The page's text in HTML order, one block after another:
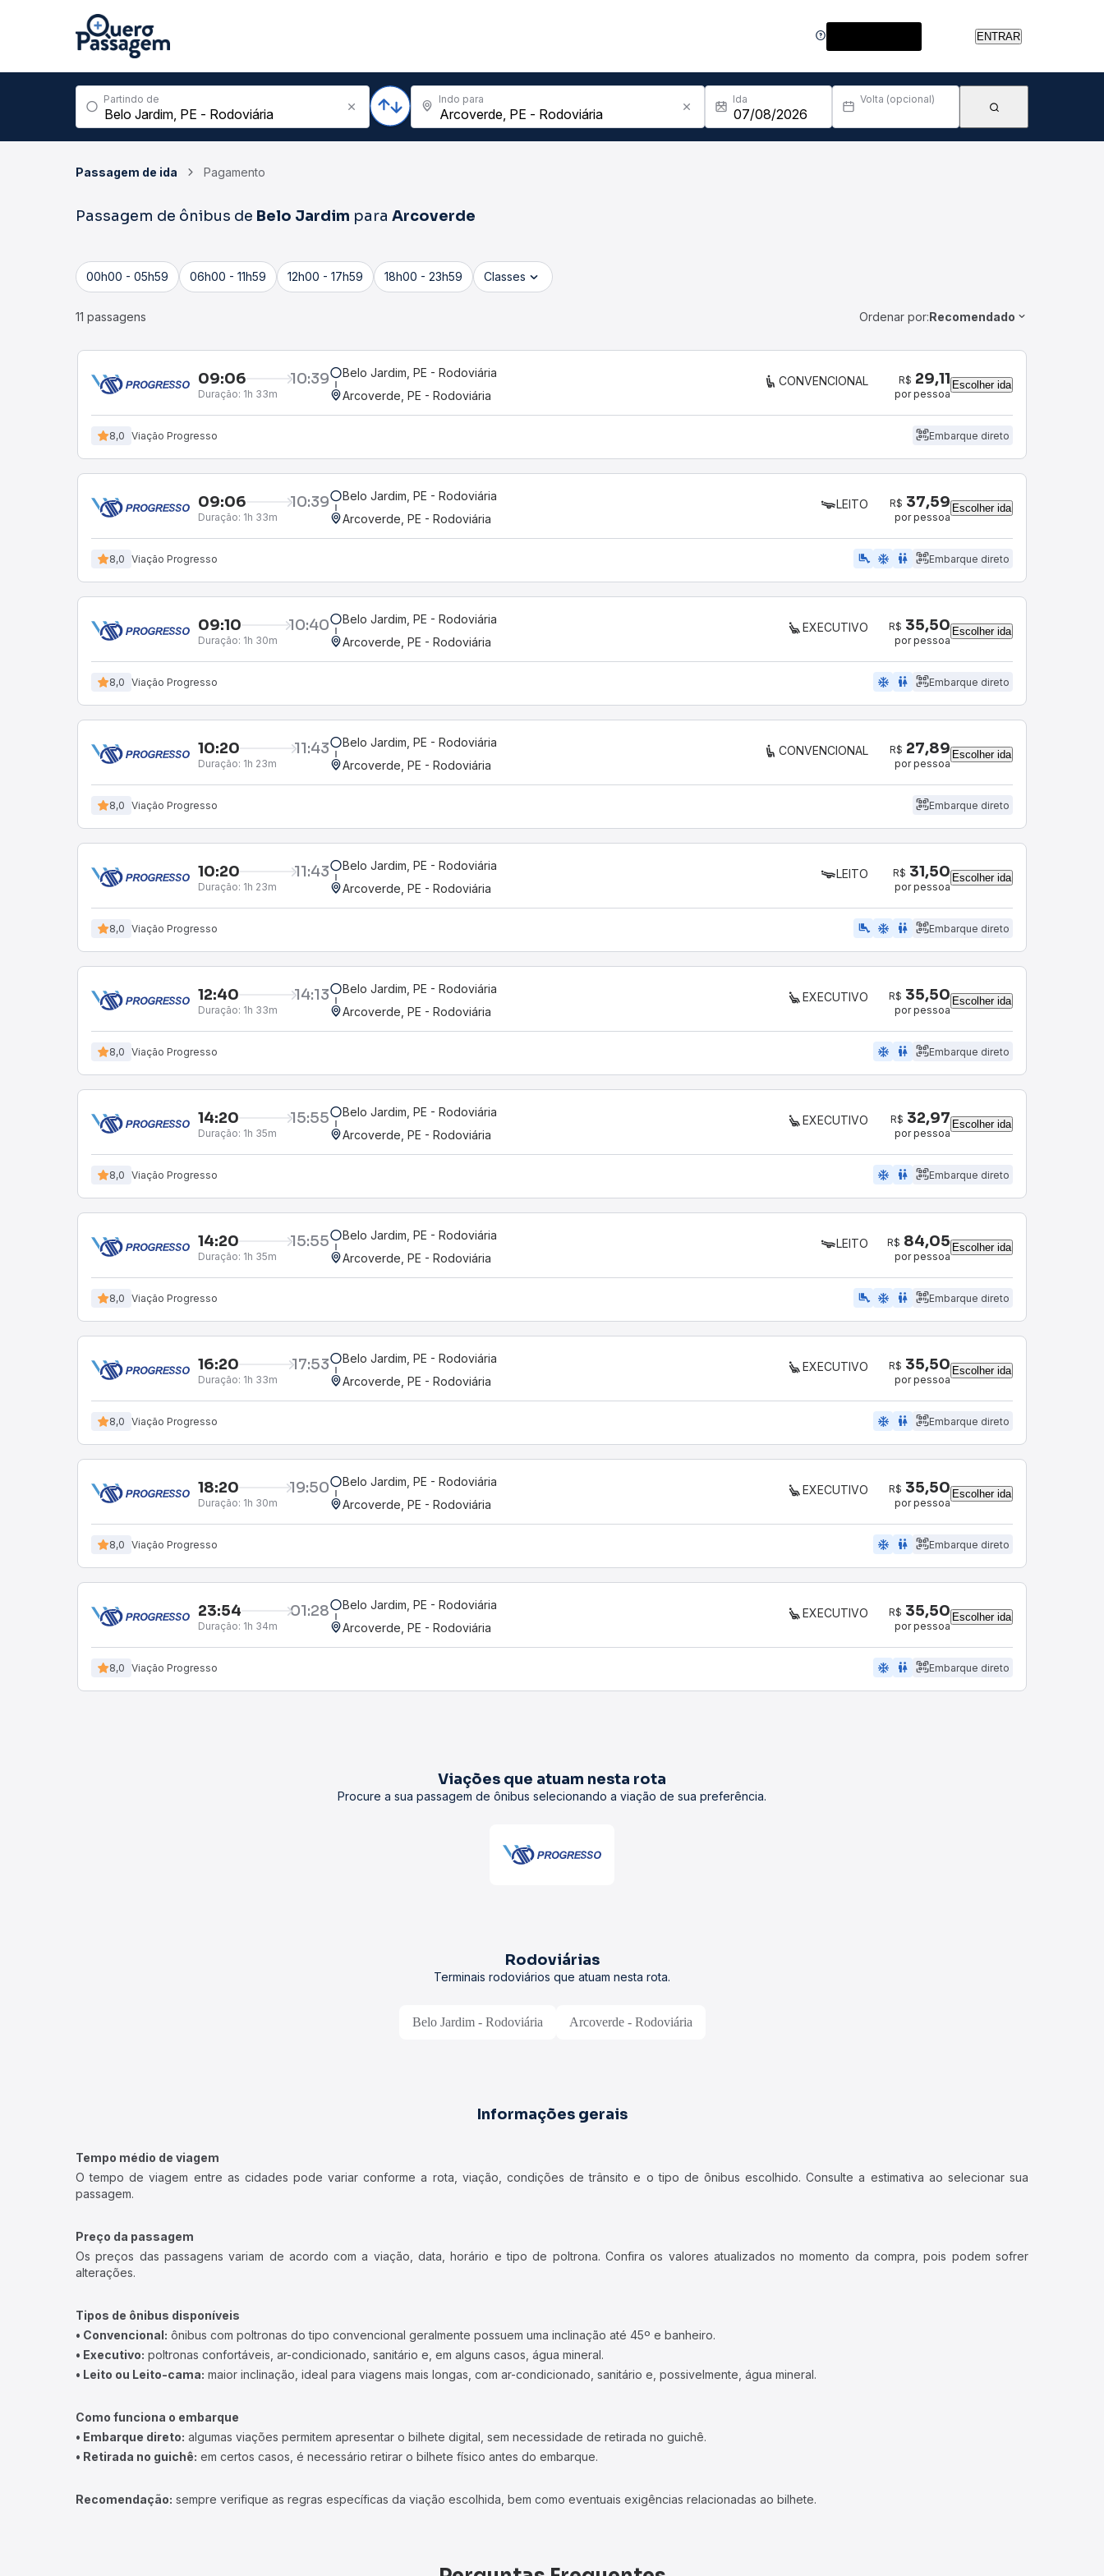
ENTRAR
Partindo de Indo para Ida Volta (opcional)
Passagem de ida Pagamento
Passagem de ônibus de Belo Jardim para Arcoverde
00h00 - 05h59 06h00 - 11h59 12h00 - 17h59 18h00 - 23h59 Classes
11 passagens Ordenar por:Recomendado
09:06 10:39
Duração: 1h 33m
Belo Jardim, PE - Rodoviária
Arcoverde, PE - Rodoviária
CONVENCIONAL R$ 29,11
por pessoa
Escolher ida
8,0 Viação Progresso Embarque direto
09:06 10:39
Duração: 1h 33m
Belo Jardim, PE - Rodoviária
Arcoverde, PE - Rodoviária
LEITO R$ 37,59
por pessoa
Escolher ida
8,0 Viação Progresso airline_seat_legroom_extra ac_unit wc Embarque direto
09:10 10:40
Duração: 1h 30m
Belo Jardim, PE - Rodoviária
Arcoverde, PE - Rodoviária
EXECUTIVO R$ 35,50
por pessoa
Escolher ida
8,0 Viação Progresso ac_unit wc Embarque direto
10:20 11:43
Duração: 1h 23m
Belo Jardim, PE - Rodoviária
Arcoverde, PE - Rodoviária
CONVENCIONAL R$ 27,89
por pessoa
Escolher ida
8,0 Viação Progresso Embarque direto
10:20 11:43
Duração: 1h 23m
Belo Jardim, PE - Rodoviária
Arcoverde, PE - Rodoviária
LEITO R$ 31,50
por pessoa
Escolher ida
8,0 Viação Progresso airline_seat_legroom_extra ac_unit wc Embarque direto
12:40 14:13
Duração: 1h 33m
Belo Jardim, PE - Rodoviária
Arcoverde, PE - Rodoviária
EXECUTIVO R$ 35,50
por pessoa
Escolher ida
8,0 Viação Progresso ac_unit wc Embarque direto
14:20 15:55
Duração: 1h 35m
Belo Jardim, PE - Rodoviária
Arcoverde, PE - Rodoviária
EXECUTIVO R$ 32,97
por pessoa
Escolher ida
8,0 Viação Progresso ac_unit wc Embarque direto
14:20 15:55
Duração: 1h 35m
Belo Jardim, PE - Rodoviária
Arcoverde, PE - Rodoviária
LEITO R$ 84,05
por pessoa
Escolher ida
8,0 Viação Progresso airline_seat_legroom_extra ac_unit wc Embarque direto
16:20 17:53
Duração: 1h 33m
Belo Jardim, PE - Rodoviária
Arcoverde, PE - Rodoviária
EXECUTIVO R$ 35,50
por pessoa
Escolher ida
8,0 Viação Progresso ac_unit wc Embarque direto
18:20 19:50
Duração: 1h 30m
Belo Jardim, PE - Rodoviária
Arcoverde, PE - Rodoviária
EXECUTIVO R$ 35,50
por pessoa
Escolher ida
8,0 Viação Progresso ac_unit wc Embarque direto
23:54 01:28
Duração: 1h 34m
Belo Jardim, PE - Rodoviária
Arcoverde, PE - Rodoviária
EXECUTIVO R$ 35,50
por pessoa
Escolher ida
8,0 Viação Progresso ac_unit wc Embarque direto
Viações que atuam nesta rota
Procure a sua passagem de ônibus selecionando a viação de sua preferência.
Rodoviárias
Terminais rodoviários que atuam nesta rota.
Belo Jardim - Rodoviária Arcoverde - Rodoviária
Informações gerais
Tempo médio de viagem
O tempo de viagem entre as cidades pode variar conforme a rota, viação, condições de trânsito e o tipo de ônibus escolhido. Consulte a estimativa ao selecionar sua
passagem.
Preço da passagem
Os preços das passagens variam de acordo com a viação, data, horário e tipo de poltrona. Confira os valores atualizados no momento da compra, pois podem sofrer
alterações.
Tipos de ônibus disponíveis
• Convencional: ônibus com poltronas do tipo convencional geralmente possuem uma inclinação até 45º e banheiro.
• Executivo: poltronas confortáveis, ar-condicionado, sanitário e, em alguns casos, água mineral.
• Leito ou Leito-cama: maior inclinação, ideal para viagens mais longas, com ar-condicionado, sanitário e, possivelmente, água mineral.
Como funciona o embarque
• Embarque direto: algumas viações permitem apresentar o bilhete digital, sem necessidade de retirada no guichê.
• Retirada no guichê: em certos casos, é necessário retirar o bilhete físico antes do embarque.
Recomendação: sempre verifique as regras específicas da viação escolhida, bem como eventuais exigências relacionadas ao bilhete.